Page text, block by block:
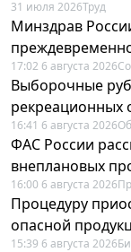
31 июля 2026Труд
Минздрав
17:02 6 августа 2026
Выборочные
рекреационных
16:41 6 августа 2026
ФАС России
внеплановых
16:00 6 августа 2026
Процедуру
опасной
15:39 6 августа 2026